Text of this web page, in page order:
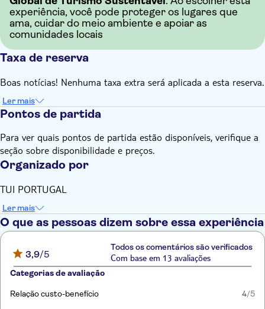
experiência, você pode proteger os lugares que
ama, cuidar do meio ambiente e apoiar as
comunidades locais
Taxa de reserva
Boas notícias! Nenhuma taxa extra será aplicada a esta reserva.
Ler mais
Pontos de partida
Para ver quais pontos de partida estão disponíveis, verifique a
seção sobre disponibilidade e preços.
Organizado por
TUI PORTUGAL
Ler mais
O que as pessoas dizem sobre essa experiência
3,9/5
Todos os comentários são verificados
Com base em 13 avaliações
Categorias de avaliação
Relação custo-benefício 4/5